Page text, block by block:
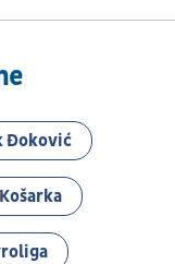
Đoković
Košarka